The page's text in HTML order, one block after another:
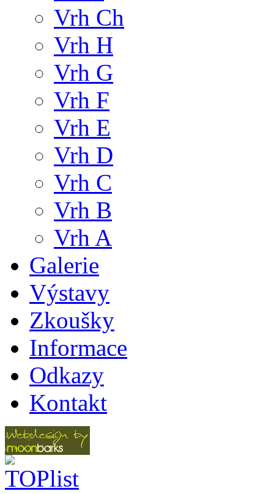
Vrh Ch
Vrh H
Vrh G
Vrh F
Vrh E
Vrh D
Vrh C
Vrh B
Vrh A
Galerie
Výstavy
Zkoušky
Informace
Odkazy
Kontakt